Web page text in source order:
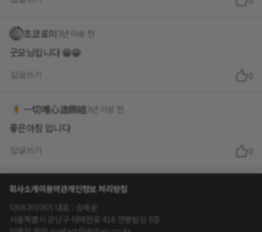
초코로미 3년 이상 전
굿모닝입니다 😁😁
一切唯心造錫祖 3년 이상 전
좋은아침 입니다
회사소개이용약관개인정보 처리방침
닥터다이어리 대표 : 송제윤
서울특별시 강남구 테헤란로 416 연봉빌딩 8층